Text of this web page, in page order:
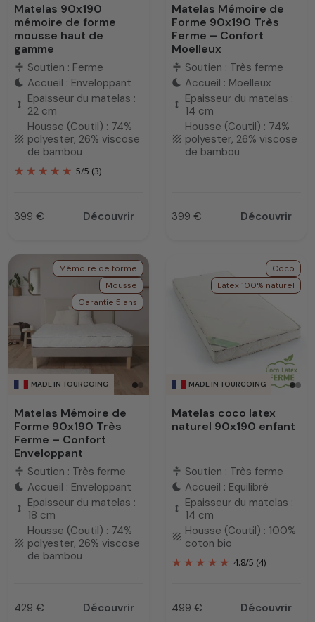
Matelas 90x190
mémoire de forme
mousse haut de
gamme
compress Soutien : Ferme
bedtime Accueil : Enveloppant
height
Epaisseur du matelas :
22 cm
texture
Housse (Coutil) : 74%
polyester, 26% viscose
de bambou
5/5 (3)
Prix
399 € Découvrir
Matelas Mémoire de
Forme 90x190 Très
Ferme – Confort
Moelleux
compress Soutien : Très ferme
bedtime Accueil : Moelleux
height
Epaisseur du matelas :
14 cm
texture
Housse (Coutil) : 74%
polyester, 26% viscose
de bambou
Prix
399 € Découvrir
MADE IN TOURCOING
Mémoire de forme
Mousse
Garantie 5 ans
Matelas Mémoire de
Forme 90x190 Très
Ferme – Confort
Enveloppant
compress Soutien : Très ferme
bedtime Accueil : Enveloppant
height
Epaisseur du matelas :
18 cm
texture
Housse (Coutil) : 74%
polyester, 26% viscose
de bambou
Prix
429 € Découvrir
MADE IN TOURCOING
Coco
Latex 100% naturel
Matelas coco latex
naturel 90x190 enfant
compress Soutien : Très ferme
bedtime Accueil : Equilibré
height
Epaisseur du matelas :
14 cm
texture Housse (Coutil) : 100%
coton bio
4.8/5 (4)
Prix
499 € Découvrir